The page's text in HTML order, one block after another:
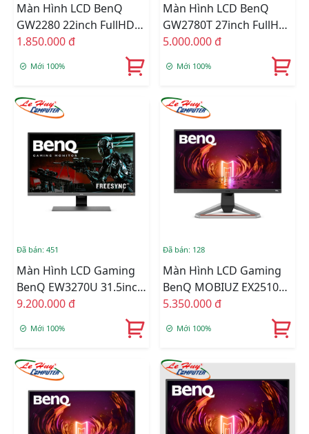
Màn Hình LCD BenQ
GW2280 22inch FullHD
60Hz 5ms VA Loa
1.850.000 đ
Mới 100%
Màn Hình LCD BenQ
GW2780T 27inch FullHD
60Hz 5ms IPS Loa
5.000.000 đ
Mới 100%
Đã bán: 451
Màn Hình LCD Gaming
BenQ EW3270U 31.5inch
4K 60Hz 4ms VA Loa
9.200.000 đ
Mới 100%
Đã bán: 128
Màn Hình LCD Gaming
BenQ MOBIUZ EX2510S
24.5inch FullHD 165Hz
5.350.000 đ
Mới 100%